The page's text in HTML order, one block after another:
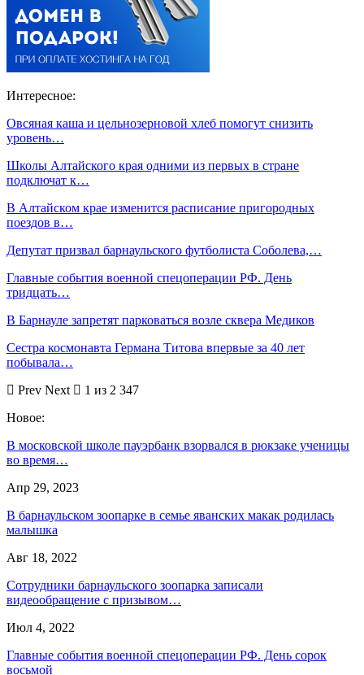
Интересное:
Овсяная каша и цельнозерновой хлеб помогут снизить
уровень…
Школы Алтайского края одними из первых в стране
подключат к…
В Алтайском крае изменится расписание пригородных
поездов в…
Депутат призвал барнаульского футболиста Соболева,…
Главные события военной спецоперации РФ. День
тридцать…
В Барнауле запретят парковаться возле сквера Медиков
Сестра космонавта Германа Титова впервые за 40 лет
побывала…
Prev Next
1 из 2 347
Новое:
В московской школе пауэрбанк взорвался в рюкзаке ученицы
во время…
Апр 29, 2023
В барнаульском зоопарке в семье яванских макак родилась
малышка
Авг 18, 2022
Сотрудники барнаульского зоопарка записали
видеообращение с призывом…
Июл 4, 2022
Главные события военной спецоперации РФ. День сорок
восьмой